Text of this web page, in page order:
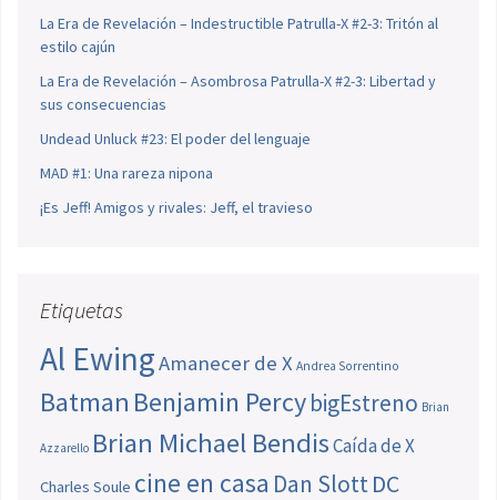
La Era de Revelación – Indestructible Patrulla-X #2-3: Tritón al
estilo cajún
La Era de Revelación – Asombrosa Patrulla-X #2-3: Libertad y
sus consecuencias
Undead Unluck #23: El poder del lenguaje
MAD #1: Una rareza nipona
¡Es Jeff! Amigos y rivales: Jeff, el travieso
Etiquetas
Al EwingAmanecer de X Andrea Sorrentino
Batman Benjamin PercybigEstreno Brian
Azzarello Brian Michael BendisCaída de X
Charles Soule cine en casa Dan SlottDC